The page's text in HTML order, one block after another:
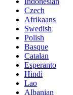
Czech
Afrikaans
Swedish
Polish
Basque
Catalan
Esperanto
Hindi
Lao
Albanian